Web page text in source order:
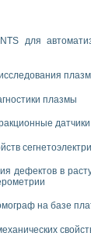
для
плазмы
дефектов в
на базе